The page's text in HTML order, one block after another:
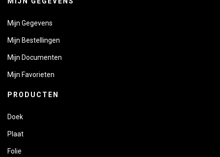
Mijn Gegevens
Mijn Bestellingen
Mijn Documenten
Mijn Favorieten
PRODUCTEN
Doek
Plaat
Folie